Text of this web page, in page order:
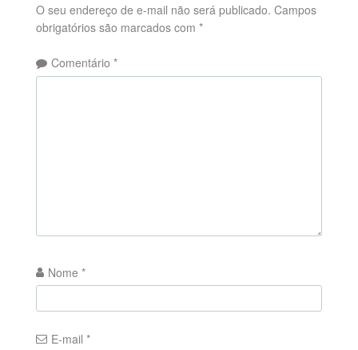
O seu endereço de e-mail não será publicado. Campos
obrigatórios são marcados com *
Comentário *
Nome *
E-mail *